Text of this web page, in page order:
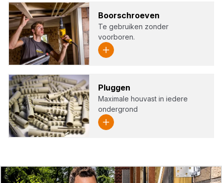
Boor­schroe­ven
Te gebruiken zonder
voorboren.
Plug­gen
Maximale houvast in iedere
ondergrond